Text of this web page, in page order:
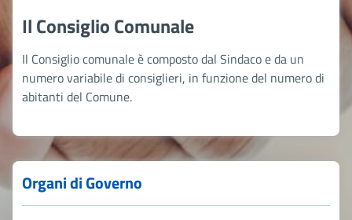
Il Consiglio Comunale
Il Consiglio comunale è composto dal Sindaco e da un
numero variabile di consiglieri, in funzione del numero di
abitanti del Comune.
Organi di Governo